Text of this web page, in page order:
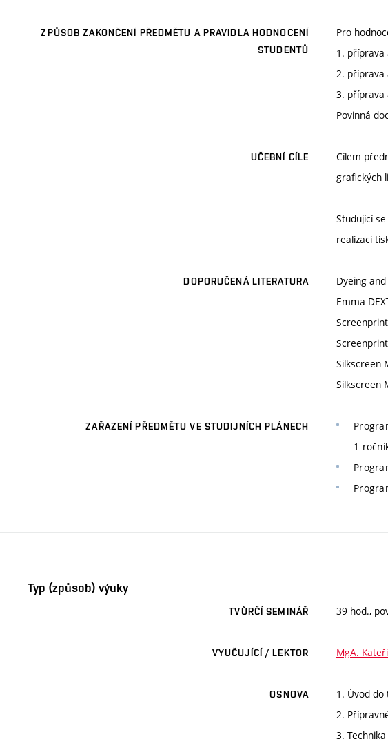
ZPŮSOB ZAKONČENÍ PŘEDMĚTU A PRAVIDLA HODNOCENÍ
STUDENTŮ
Pro
1. příprava
2. příprava
3. příprava
Povinná
UČEBNÍ CÍLE
Cílem
grafických
Studující
realizaci
DOPORUČENÁ LITERATURA
Dyeing
Emma
Silkscreen
Silkscreen
ZAŘAZENÍ PŘEDMĚTU VE STUDIJNÍCH PLÁNECH
1
Typ (způsob) výuky
TVŮRČÍ SEMINÁŘ 39 hod.,
VYUČUJÍCÍ / LEKTOR MgA.
OSNOVA
1. Úvod
2.
3.